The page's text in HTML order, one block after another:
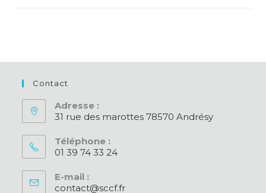
Contact
Adresse :
31 rue des marottes 78570 Andrésy
Téléphone :
01 39 74 33 24
dans
E-mail :
contact@sccf.frS’ouvre